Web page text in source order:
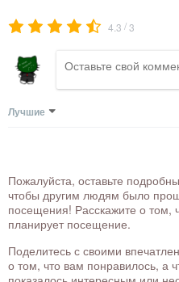
4.3 /3
Лучшие
Пожалуйста, оставьте
чтобы другим людям было
посещения! Расскажите о том,
планирует посещение.
Поделитесь с своими
о том, что вам понравилось, а